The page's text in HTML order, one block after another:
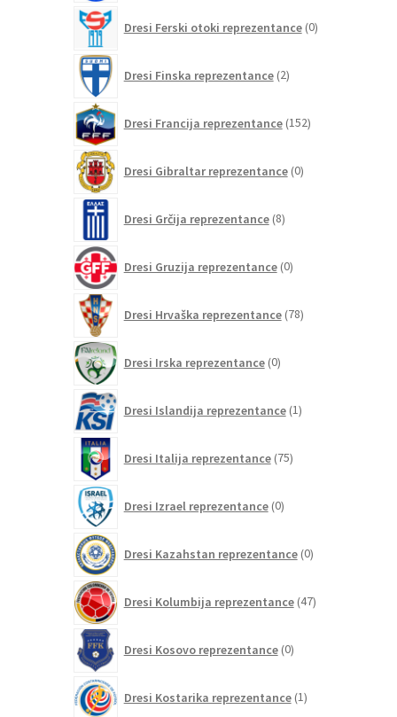
Dresi Ferski otoki reprezentance 0izdelkov
Dresi Finska reprezentance 2izdelka
Dresi Francija reprezentance 152izdelkov
Dresi Gibraltar reprezentance 0izdelkov
Dresi Grčija reprezentance 8izdelkov
Dresi Gruzija reprezentance 0izdelkov
Dresi Hrvaška reprezentance 78izdelkov
Dresi Irska reprezentance 0izdelkov
Dresi Islandija reprezentance 1izdelek
Dresi Italija reprezentance 75izdelkov
Dresi Izrael reprezentance 0izdelkov
Dresi Kazahstan reprezentance 0izdelkov
Dresi Kolumbija reprezentance 47izdelkov
Dresi Kosovo reprezentance 0izdelkov
Dresi Kostarika reprezentance 1izdelek